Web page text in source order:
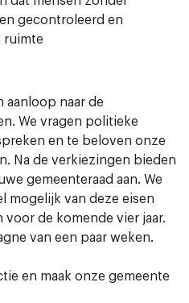
gecontroleerd en
ruimte
aanloop naar de
We vragen politieke
en te beloven onze
Na de verkiezingen bieden
gemeenteraad aan. We
mogelijk van deze eisen
de komende vier jaar.
van een paar weken.
en maak onze gemeente